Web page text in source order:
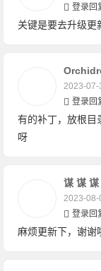
登录回
关键是要去升级更
2023-07-
登录回
有的补丁，放根目
呀
谋 谋 谋
2023-08-
登录回
麻烦更新下，谢谢